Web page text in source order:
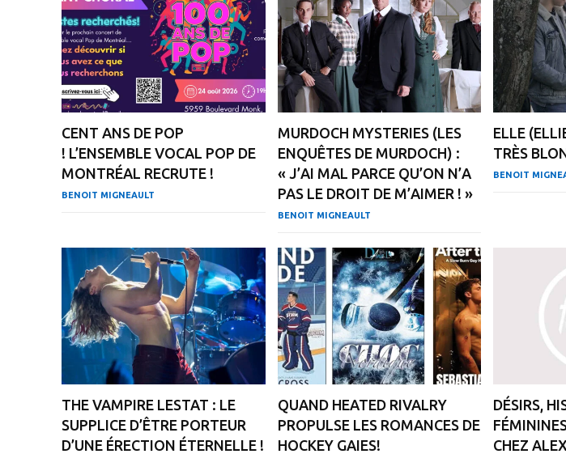
CENT ANS DE POP
! L’ENSEMBLE VOCAL POP DE
MONTRÉAL RECRUTE !
BENOIT MIGNEAULT
MURDOCH MYSTERIES (LES
ENQUÊTES DE MURDOCH) :
« J’AI MAL PARCE QU’ON N’A
PAS LE DROIT DE M’AIMER ! »
BENOIT MIGNEAULT
ELLE
TRÈS
BENOIT
THE VAMPIRE LESTAT : LE
SUPPLICE D’ÊTRE PORTEUR
D’UNE ÉRECTION ÉTERNELLE !
QUAND HEATED RIVALRY
PROPULSE LES ROMANCES DE
HOCKEY GAIES!
DÉSIRS,
CHEZ